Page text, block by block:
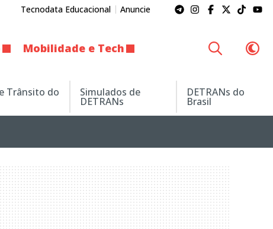
Tecnodata Educacional Anuncie
Mobilidade e Tech
Trânsito do Simulados de
DETRANs
DETRANs do
Brasil